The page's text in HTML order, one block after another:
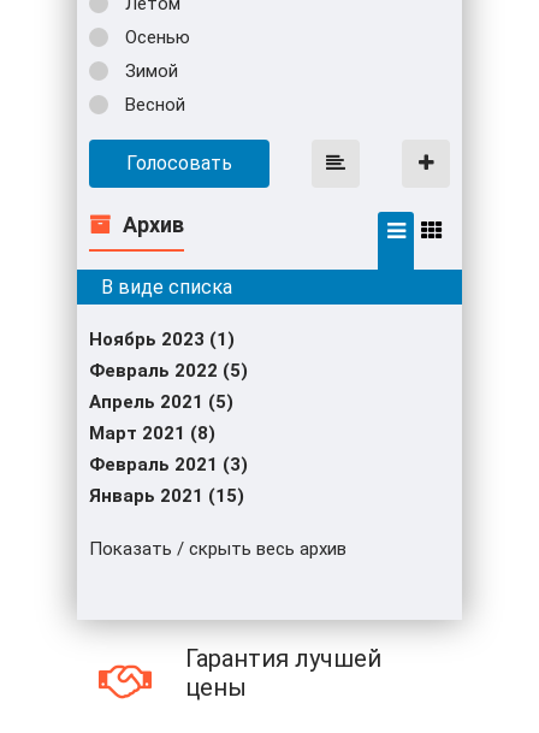
Осенью
Зимой
Весной
Голосовать
Архив
Ноябрь 2023 (1)
Февраль 2022 (5)
Апрель 2021 (5)
Март 2021 (8)
Февраль 2021 (3)
Январь 2021 (15)
Показать / скрыть весь архив
Гарантия лучшей
цены